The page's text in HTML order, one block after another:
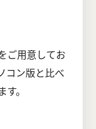
ご用意してお
コン版と比べ
。